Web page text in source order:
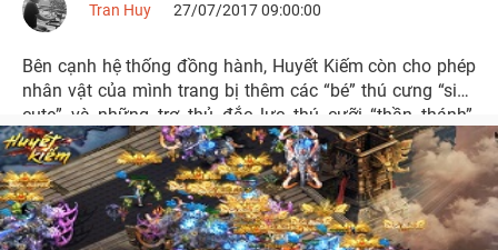
Tran Huy 27/07/2017 09:00:00
Bên cạnh hệ thống đồng hành, Huyết Kiếm còn cho phép
nhân vật của mình trang bị thêm các “bé” thú cưng “siêu
cute” và những trợ thủ đắc lực thú cưỡi “thần thánh”,
nhằm giúp người chơi thỏa chí chinh phạt chốn ảo cảnh
tiên huyễn.